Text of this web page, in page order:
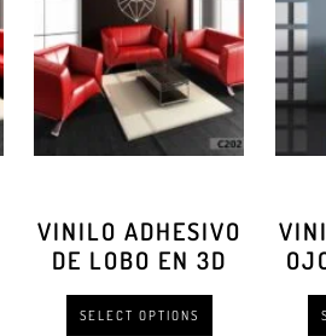
VINILO ADHESIVO
DE LOBO EN 3D
SELECT OPTIONS